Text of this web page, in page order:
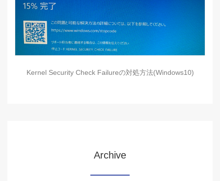
Kernel Security Check Failureの対処方法(Windows10)
Archive